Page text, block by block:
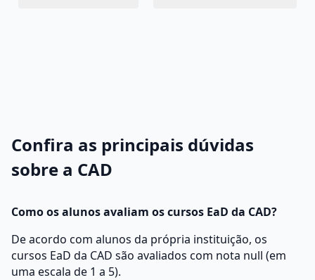
Confira as principais dúvidas
sobre a CAD
Como os alunos avaliam os cursos EaD da CAD?
De acordo com alunos da própria instituição, os
cursos EaD da CAD são avaliados com nota null (em
uma escala de 1 a 5).